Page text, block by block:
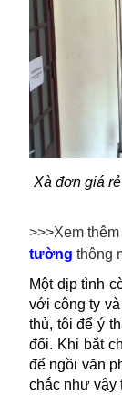
Xà đơn giá
>>>Xem
tường thông
Một dịp tình
với công ty
thủ, tôi để ý
đối. Khi bắt
để ngồi văn
chắc như vậy